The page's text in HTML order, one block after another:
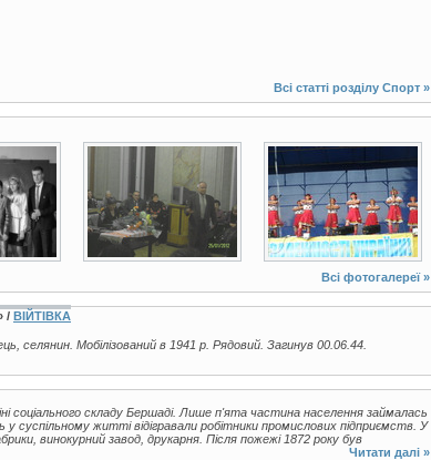
Всі статті розділу Спорт »
Всі фотогалереї »
/ ВІЙТІВКА
селянин. Мобілізований в 1941 р. Рядовий. Загинув 00.06.44.
соціального складу Бершаді. Лише п'ята частина населення займалась
суспільному житті відігравали робітники промислових підприємств. У
винокурний завод, друкарня. Після пожежі 1872 року був
Читати далі »